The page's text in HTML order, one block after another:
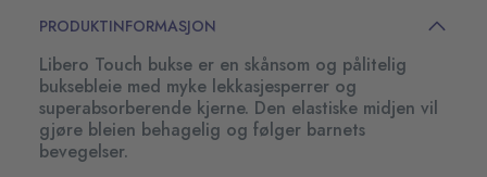
PRODUKTINFORMASJON
Libero Touch bukse er en skånsom og pålitelig
buksebleie med myke lekkasjesperrer og
superabsorberende kjerne. Den elastiske midjen vil
gjøre bleien behagelig og følger barnets
bevegelser.